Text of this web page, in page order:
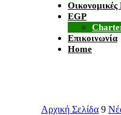
Οικονομικές
EGP
Επικοινωνία
Home
Αρχική Σελίδα 9